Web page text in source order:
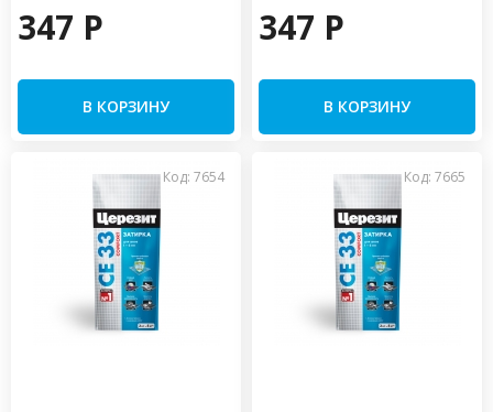
347 P
В КОРЗИНУ
347 P
В КОРЗИНУ
Код: 7654 Код: 7665